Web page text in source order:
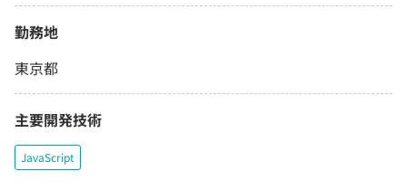
勤務地
東京都
主要開発技術
JavaScript